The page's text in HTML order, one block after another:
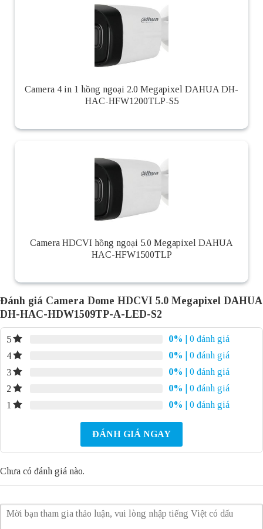
Camera 4 in 1 hồng ngoại 2.0 Megapixel DAHUA DH-
HAC-HFW1200TLP-S5
Camera HDCVI hồng ngoại 5.0 Megapixel DAHUA
HAC-HFW1500TLP
Đánh giá Camera Dome HDCVI 5.0 Megapixel DAHUA
DH-HAC-HDW1509TP-A-LED-S2
5 0%
| 0 đánh giá
4
0%
| 0 đánh giá
3
0%
| 0 đánh giá
2
0%
| 0 đánh giá
1
0% | 0 đánh giá
ĐÁNH GIÁ NGAY
Chưa có đánh giá nào.